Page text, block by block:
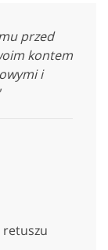
przed
kontem
i